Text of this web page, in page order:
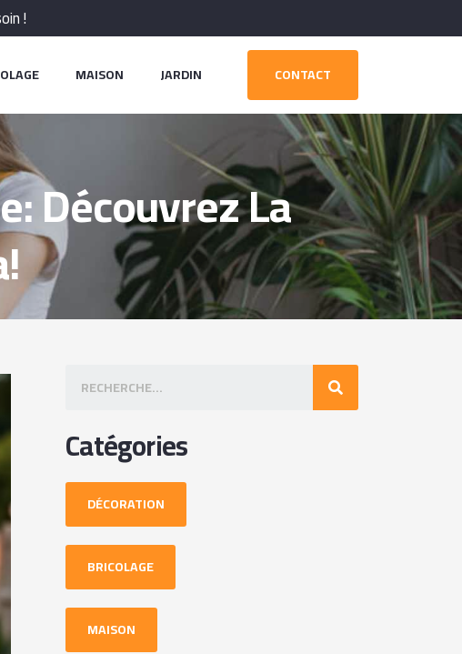
!
MAISON JARDIN CONTACT
Découvrez La
Catégories
DÉCORATION
BRICOLAGE
MAISON